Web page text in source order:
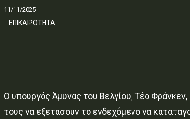
11/11/2025
ΕΠΙΚΑΙΡΟΤΗΤΑ
Ο υπουργός Άμυνας του Βελγίου, Τέο
τους να εξετάσουν το ενδεχόμενο να